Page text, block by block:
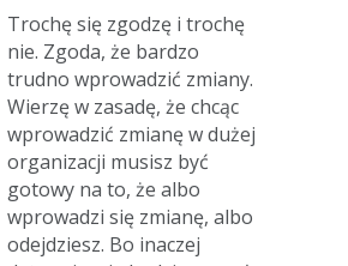
Trochę się zgodzę i trochę
nie. Zgoda, że bardzo
trudno wprowadzić zmiany.
Wierzę w zasadę, że chcąc
wprowadzić zmianę w dużej
organizacji musisz być
gotowy na to, że albo
wprowadzi się zmianę, albo
odejdziesz. Bo inaczej